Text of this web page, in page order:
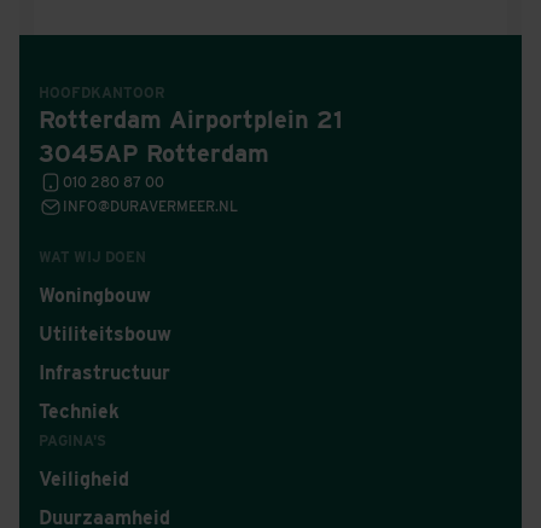
WAT WIJ DOEN
Woningbouw
Utiliteitsbouw
Infrastructuur
Techniek
PAGINA'S
Veiligheid
Duurzaamheid
HOOFDKANTOOR
Rotterdam Airportplein 21
3045AP Rotterdam
010 280 87 00
INFO@DURAVERMEER.NL